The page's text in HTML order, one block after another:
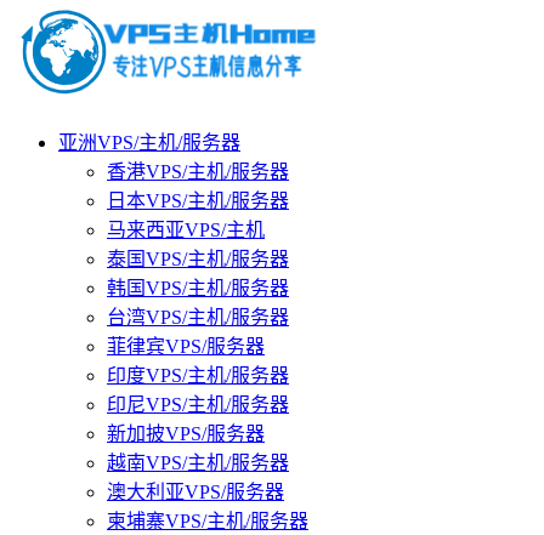
亚洲VPS/主机/服务器
香港VPS/主机/服务器
日本VPS/主机/服务器
马来西亚VPS/主机
泰国VPS/主机/服务器
韩国VPS/主机/服务器
台湾VPS/主机/服务器
菲律宾VPS/服务器
印度VPS/主机/服务器
印尼VPS/主机/服务器
新加披VPS/服务器
越南VPS/主机/服务器
澳大利亚VPS/服务器
柬埔寨VPS/主机/服务器